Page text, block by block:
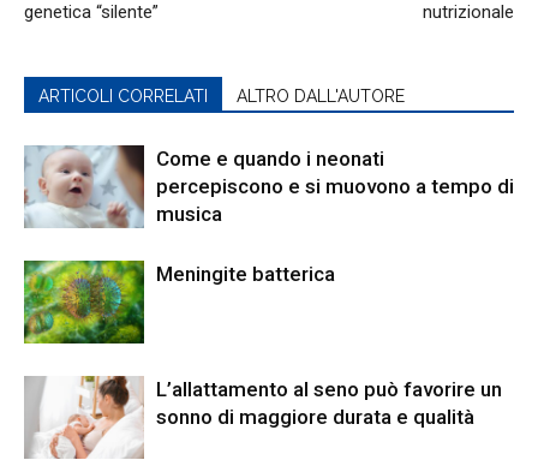
genetica “silente”
nutrizionale
ARTICOLI CORRELATI ALTRO DALL'AUTORE
Come e quando i neonati
percepiscono e si muovono a tempo di
musica
Meningite batterica
L’allattamento al seno può favorire un
sonno di maggiore durata e qualità